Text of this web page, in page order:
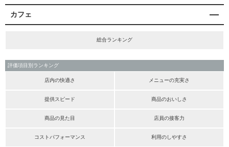
カフェ
総合ランキング
評価項目別ランキング
店内の快適さ メニューの充実さ
提供スピード 商品のおいしさ
商品の見た目 店員の接客力
コストパフォーマンス 利用のしやすさ